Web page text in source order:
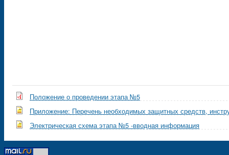
Положение о проведении этапа №5
Приложение: Перечень необходимых защитных средств,
Электрическая схема этапа №5 -вводная информация